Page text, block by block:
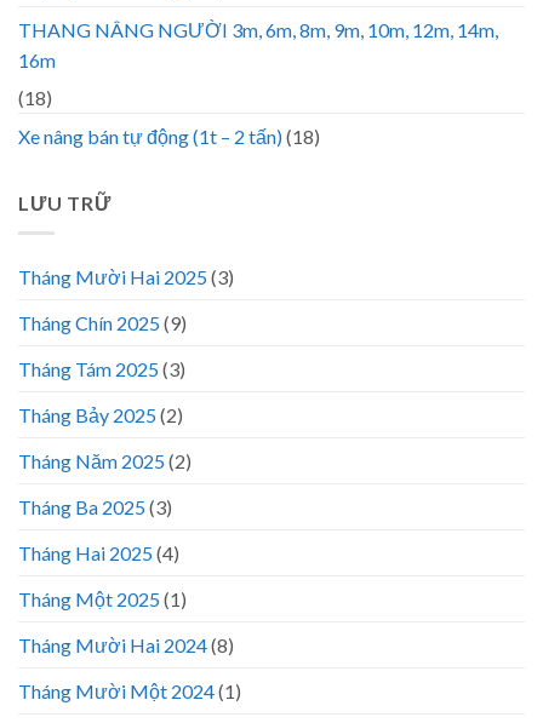
THANG NÂNG NGƯỜI 3m, 6m, 8m, 9m, 10m, 12m, 14m,
16m
(18)
Xe nâng bán tự động (1t – 2 tấn)(18)
LƯU TRỮ
Tháng Mười Hai 2025(3)
Tháng Chín 2025(9)
Tháng Tám 2025(3)
Tháng Bảy 2025(2)
Tháng Năm 2025(2)
Tháng Ba 2025(3)
Tháng Hai 2025(4)
Tháng Một 2025(1)
Tháng Mười Hai 2024(8)
Tháng Mười Một 2024(1)